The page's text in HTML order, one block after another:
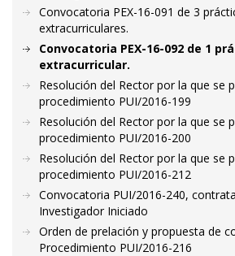
Convocatoria PEX-16-091 de 3
extracurriculares.
Convocatoria PEX-16-092 de 1
extracurricular.
Resolución del Rector por la que se
procedimiento PUI/2016-199
Resolución del Rector por la que se
procedimiento PUI/2016-200
Resolución del Rector por la que se
procedimiento PUI/2016-212
Convocatoria PUI/2016-240,
Investigador Iniciado
Orden de prelación y propuesta de
Procedimiento PUI/2016-216